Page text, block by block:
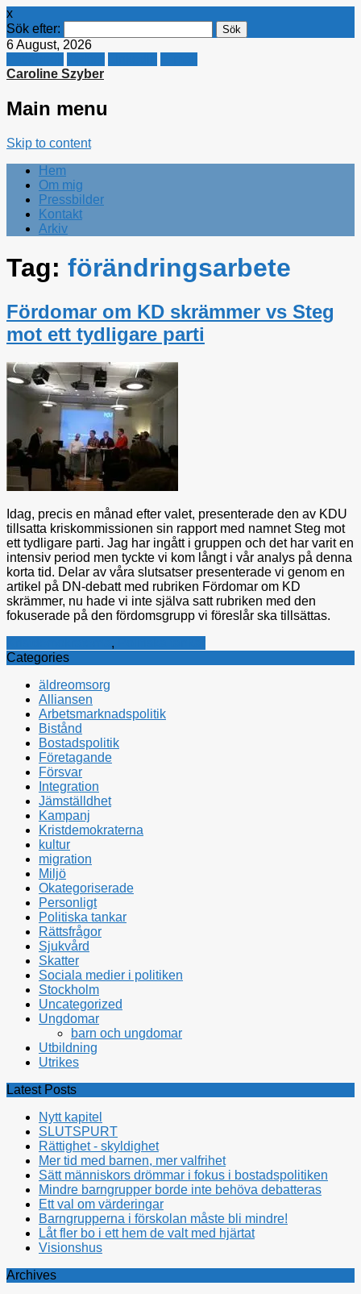
x
Sök efter:
6 August, 2026
Caroline Szyber
Main menu
Skip to content
Hem
Om mig
Pressbilder
Kontakt
Arkiv
Tag: förändringsarbete
Fördomar om KD skrämmer vs Steg
mot ett tydligare parti
Idag, precis en månad efter valet, presenterade den av KDU
tillsatta kriskommissionen sin rapport med namnet Steg mot
ett tydligare parti. Jag har ingått i gruppen och det har varit en
intensiv period men tyckte vi kom långt i vår analys på denna
korta tid. Delar av våra slutsatser presenterade vi genom en
artikel på DN-debatt med rubriken Fördomar om KD
skrämmer, nu hade vi inte själva satt rubriken med den
fokuserade på den fördomsgrupp vi föreslår ska tillsättas.
,
Categories
äldreomsorg
Alliansen
Arbetsmarknadspolitik
Bistånd
Bostadspolitik
Företagande
Försvar
Integration
Jämställdhet
Kampanj
Kristdemokraterna
kultur
migration
Miljö
Okategoriserade
Personligt
Politiska tankar
Rättsfrågor
Sjukvård
Skatter
Sociala medier i politiken
Stockholm
Uncategorized
Ungdomar
barn och ungdomar
Utbildning
Utrikes
Latest Posts
Nytt kapitel
SLUTSPURT
Rättighet - skyldighet
Mer tid med barnen, mer valfrihet
Sätt människors drömmar i fokus i bostadspolitiken
Mindre barngrupper borde inte behöva debatteras
Ett val om värderingar
Barngrupperna i förskolan måste bli mindre!
Låt fler bo i ett hem de valt med hjärtat
Visionshus
Archives